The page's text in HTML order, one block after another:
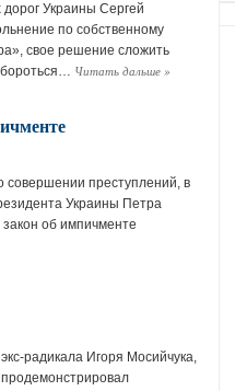
дорог Украины Сергей
по собственному
свое решение сложить
Читать дальше »
совершении преступлений, в
Украины Петра
об импичменте
радикала Игоря Мосийчука,
продемонстрировал